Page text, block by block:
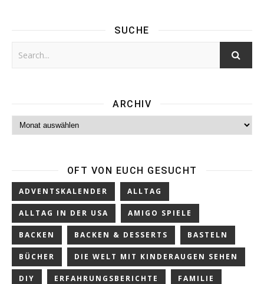
SUCHE
ARCHIV
Archiv
OFT VON EUCH GESUCHT
ADVENTSKALENDER ALLTAG
ALLTAG IN DER USA AMIGO SPIELE
BACKEN BACKEN & DESSERTS BASTELN
BÜCHER DIE WELT MIT KINDERAUGEN SEHEN
DIY ERFAHRUNGSBERICHTE FAMILIE